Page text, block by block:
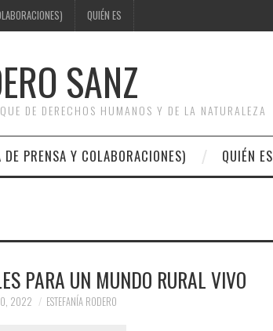
QUIÉN ES
SANZ
DE DERECHOS HUMANOS Y DE LA NATURALEZA
PRENSA Y COLABORACIONES) QUIÉN ES
PARA UN MUNDO RURAL VIVO
2022 ESTEFANÍA RODERO